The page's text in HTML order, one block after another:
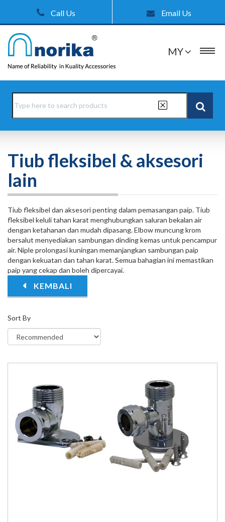
Call Us Email Us
MY
Tiub fleksibel & aksesori
lain
Tiub fleksibel dan aksesori penting dalam pemasangan paip. Tiub
fleksibel keluli tahan karat menghubungkan saluran bekalan air
dengan ketahanan dan mudah dipasang. Elbow muncung krom
bersalut menyediakan sambungan dinding kemas untuk pencampur
air. Niple prolongasi kuningan memanjangkan sambungan paip
dengan kekuatan dan tahan karat. Semua bahagian ini memastikan
paip yang cekap dan boleh dipercayai.
KEMBALI
Sort By